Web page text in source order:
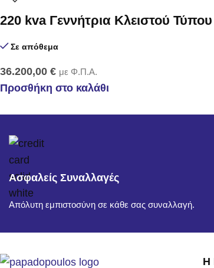
220 kva Γεννήτρια Κλειστού
Σε απόθεμα
36.200,00 € με Φ.Π.Α.
Προσθήκη στο καλάθι
Ασφαλείς Συναλλαγές
Απόλυτη εμπιστοσύνη σε κάθε σας συναλλαγή.
Η